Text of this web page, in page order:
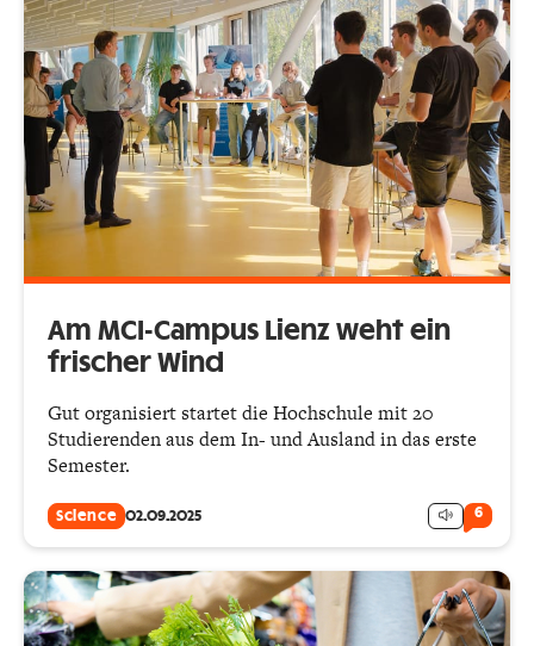
Am MCI-Campus Lienz weht ein
frischer Wind
Gut organisiert startet die Hochschule mit 20
Studierenden aus dem In- und Ausland in das erste
Semester.
Science 02.09.2025 6